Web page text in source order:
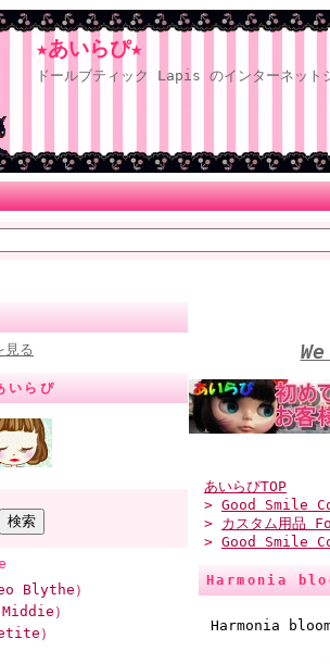
★あいらぴ★
ドールブティック Lapis のインターネット
見る
らぴ
Blythe）
Middie）
）
(*'-'*)
あいらぴTOP
> Good Smile
> カスタム用品
> Good Smile
Harmonia
Harmonia